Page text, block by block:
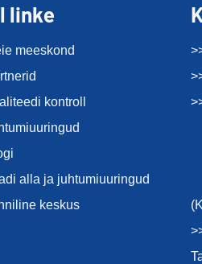
linke
meeskond
kontroll
alla ja juhtumiuuringud
keskus